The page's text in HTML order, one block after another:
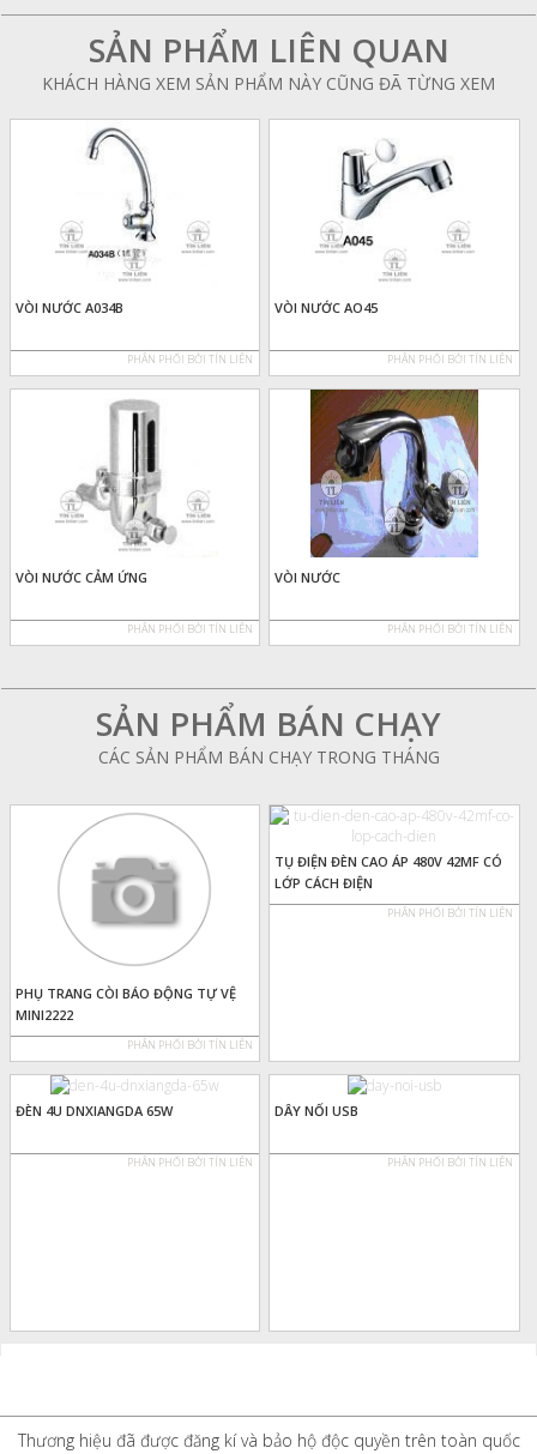
SẢN PHẨM LIÊN QUAN
KHÁCH HÀNG XEM SẢN PHẨM NÀY CŨNG ĐÃ TỪNG XEM
VÒI NƯỚC A034B
PHÂN PHỐI BỞI TÍN LIÊN
VÒI NƯỚC AO45
PHÂN PHỐI BỞI TÍN LIÊN
VÒI NƯỚC CẢM ỨNG
PHÂN PHỐI BỞI TÍN LIÊN
VÒI NƯỚC
PHÂN PHỐI BỞI TÍN LIÊN
SẢN PHẨM BÁN CHẠY
CÁC SẢN PHẨM BÁN CHẠY TRONG THÁNG
PHỤ TRANG CÒI BÁO ĐỘNG TỰ VỆ
MINI2222
PHÂN PHỐI BỞI TÍN LIÊN
TỤ ĐIỆN ĐÈN CAO ÁP 480V 42MF CÓ
LỚP CÁCH ĐIỆN
PHÂN PHỐI BỞI TÍN LIÊN
ĐÈN 4U DNXIANGDA 65W
PHÂN PHỐI BỞI TÍN LIÊN
DÂY NỐI USB
PHÂN PHỐI BỞI TÍN LIÊN
Thương hiệu đã được đăng kí và bảo hộ độc quyền trên toàn quốc